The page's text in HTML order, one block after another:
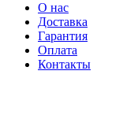
О нас
Доставка
Гарантия
Оплата
Контакты